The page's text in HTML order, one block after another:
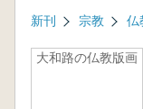
新刊 宗教 仏
大和路の仏教版画